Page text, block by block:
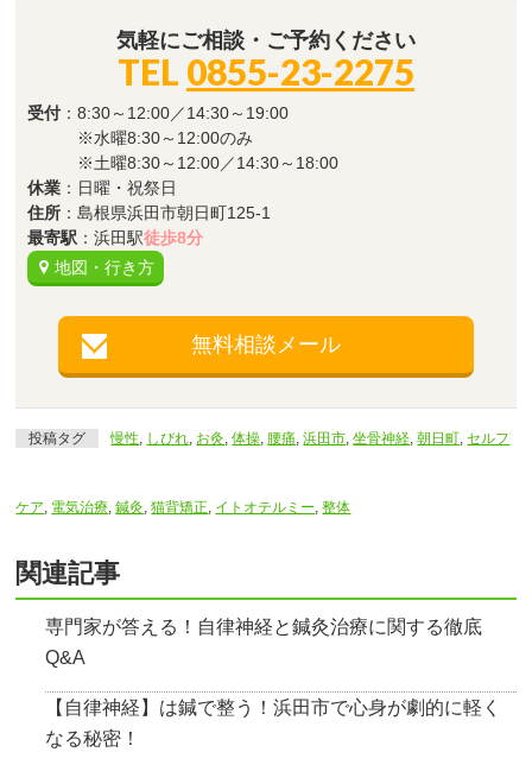
気軽にご相談・ご予約ください
TEL 0855-23-2275
受付 ：8:30～12:00／14:30～19:00
※水曜8:30～12:00のみ
※土曜8:30～12:00／14:30～18:00
休業 ：日曜・祝祭日
住所 ：島根県浜田市朝日町125-1
最寄駅 ：浜田駅徒歩8分
地図・行き方
無料相談メール
投稿タグ 慢性, しびれ, お灸,体操, 腰痛,浜田市,坐骨神経,朝日町,セルフ
ケア, 電気治療,鍼灸,猫背矯正, イトオテルミー,整体
関連記事
専門家が答える！自律神経と鍼灸治療に関する徹底
Q&A
【自律神経】は鍼で整う！浜田市で心身が劇的に軽く
なる秘密！